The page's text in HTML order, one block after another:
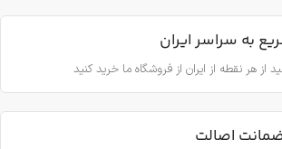
به سراسر ایران
از هر نقطه از ایران از فروشگاه ما خرید کنید
اصالت